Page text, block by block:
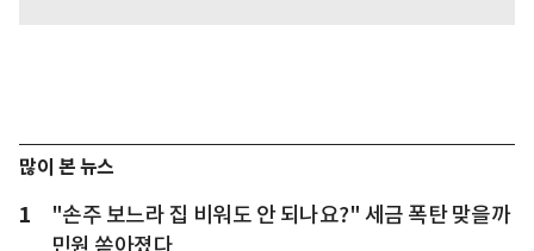
많이 본 뉴스
1
"손주 보느라 집 비워도 안 되나요?" 세금 폭탄 맞을까